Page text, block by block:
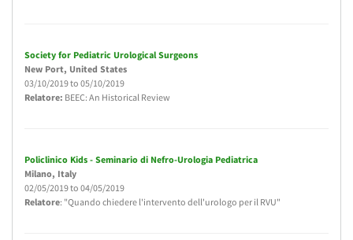
Society for Pediatric Urological Surgeons
New Port, United States
03/10/2019to 05/10/2019
Relatore: BEEC: An Historical Review
Policlinico Kids - Seminario di Nefro-Urologia Pediatrica
Milano, Italy
02/05/2019to 04/05/2019
Relatore: "Quando chiedere l'intervento dell'urologo per il RVU"